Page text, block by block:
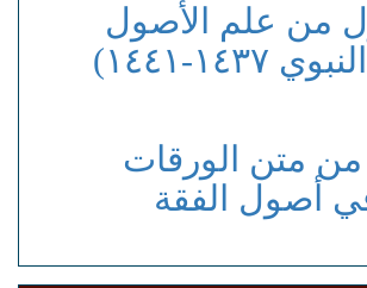
من علم الأصول
١٤٤١)
متن الورقات
أصول الفقة